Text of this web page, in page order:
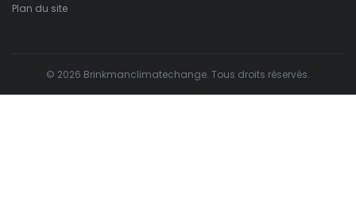
Plan du site
© 2026 Brinkmanclimatechange. Tous droits réservés.